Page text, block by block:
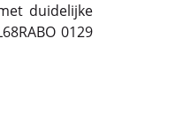
duidelijke
0129